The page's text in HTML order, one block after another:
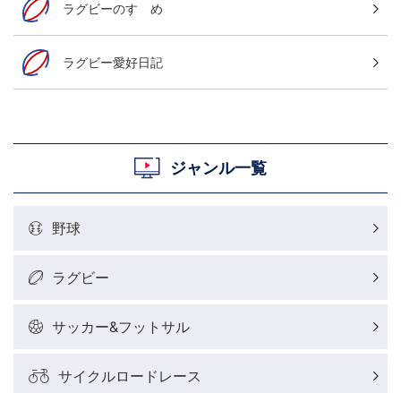
ラグビーのすゝめ
ラグビー愛好日記
ジャンル一覧
野球
ラグビー
サッカー&フットサル
サイクルロードレース